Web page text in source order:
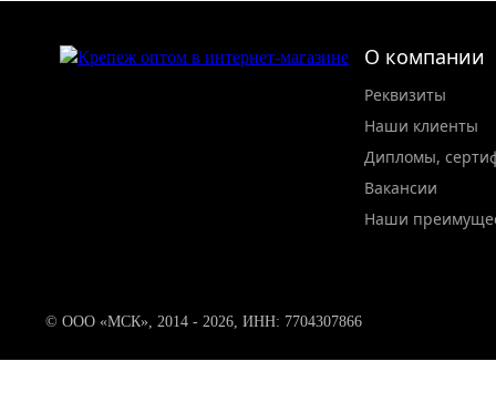
О компании
Реквизиты
Наши клиенты
Дипломы,
Вакансии
Наши
© ООО «МСК», 2014 - 2026, ИНН: 7704307866